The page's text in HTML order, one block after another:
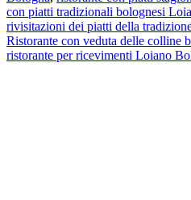
con piatti tradizionali bolognesi
rivisitazioni dei piatti della
Ristorante con veduta delle colline
ristorante per ricevimenti Loiano